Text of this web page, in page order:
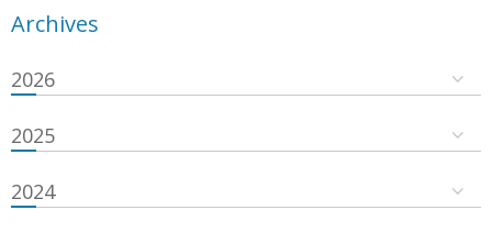
Archives
2026
2025
2024